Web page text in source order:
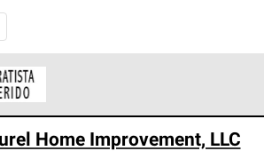
altos estándares y requisitos estrictos
Home Improvement, LLC